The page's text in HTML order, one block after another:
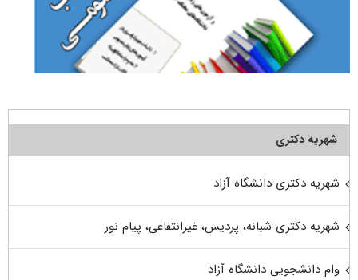
شهریه دکتری
شهریه دکتری دانشگاه آزاد
شهریه دکتری شبانه، پردیس، غیرانتفاعی، پیام نور
وام دانشجویی دانشگاه آزاد